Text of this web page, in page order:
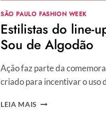
SÃO PAULO FASHION WEEK
Estilistas do line-
Sou de Algodão
Ação faz parte da
criado para incentivar o uso
LEIA MAIS ESTILISTAS